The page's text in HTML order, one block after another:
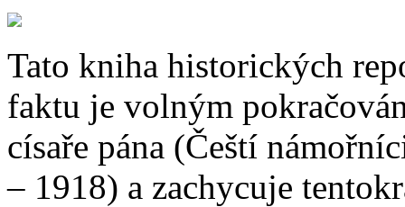
Tato kniha historických
faktu je volným
císaře pána (Čeští
– 1918) a zachycuje